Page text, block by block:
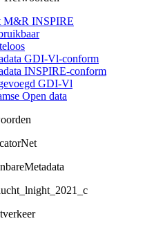
M&R INSPIRE
GDI-Vl-conform
INSPIRE-conform
GDI-Vl
Open data